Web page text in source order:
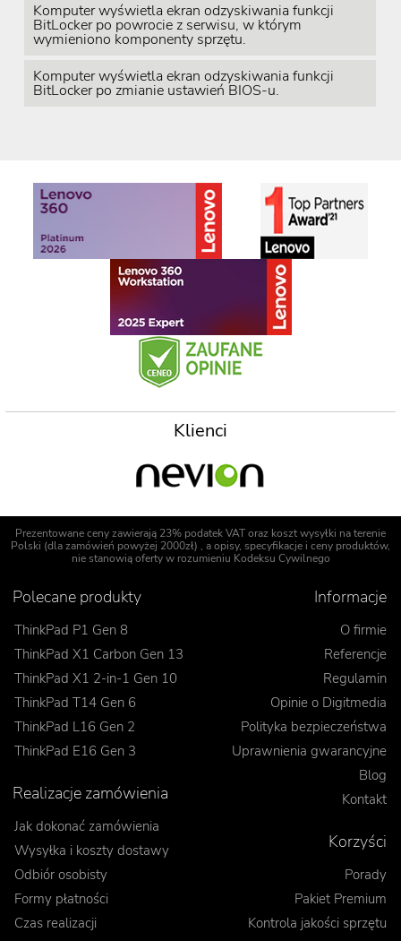
Komputer wyświetla ekran odzyskiwania funkcji
BitLocker po powrocie z serwisu, w którym
wymieniono komponenty sprzętu.
Komputer wyświetla ekran odzyskiwania funkcji
BitLocker po zmianie ustawień BIOS-u.
Klienci
Prezentowane ceny zawierają 23% podatek VAT oraz koszt wysyłki na terenie
Polski (dla zamówień powyżej 2000zł) , a opisy, specyfikacje i ceny produktów,
nie stanowią oferty w rozumieniu Kodeksu Cywilnego
Polecane produkty
ThinkPad P1 Gen 8
ThinkPad X1 Carbon Gen 13
ThinkPad X1 2-in-1 Gen 10
ThinkPad T14 Gen 6
ThinkPad L16 Gen 2
ThinkPad E16 Gen 3
Informacje
O firmie
Referencje
Regulamin
Opinie o Digitmedia
Polityka bezpieczeństwa
Uprawnienia gwarancyjne
Blog
Kontakt
Realizacje zamówienia
Jak dokonać zamówienia
Wysyłka i koszty dostawy
Odbiór osobisty
Formy płatności
Czas realizacji
Korzyści
Porady
Pakiet Premium
Kontrola jakości sprzętu